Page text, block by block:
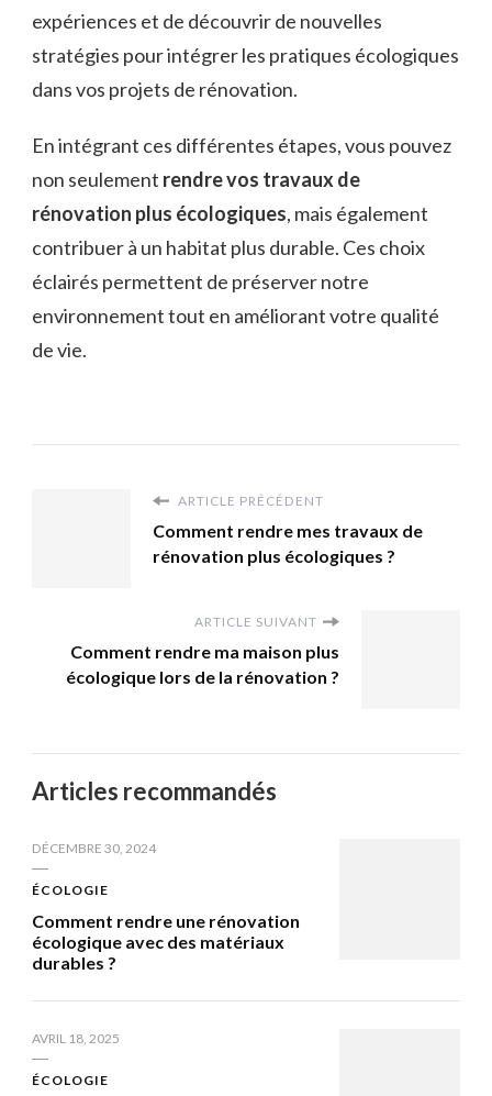
expériences et de découvrir de nouvelles
stratégies pour intégrer les pratiques écologiques
dans vos projets de rénovation.
En intégrant ces différentes étapes, vous pouvez
non seulement rendre vos travaux de
rénovation plus écologiques, mais également
contribuer à un habitat plus durable. Ces choix
éclairés permettent de préserver notre
environnement tout en améliorant votre qualité
de vie.
ARTICLE PRÉCÉDENT
Comment rendre mes travaux de
rénovation plus écologiques ?
ARTICLE SUIVANT
Comment rendre ma maison plus
écologique lors de la rénovation ?
Articles recommandés
DÉCEMBRE 30, 2024
ÉCOLOGIE
Comment rendre une rénovation
écologique avec des matériaux
durables ?
AVRIL 18, 2025
ÉCOLOGIE